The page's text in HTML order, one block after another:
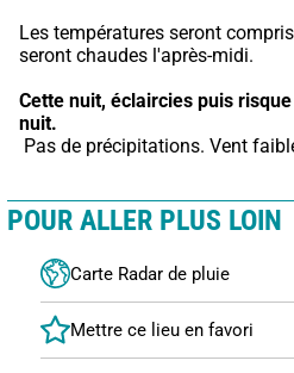
Les températures seront
seront chaudes l'après-midi.
Cette nuit, éclaircies puis
nuit.
Pas de précipitations. Vent
POUR ALLER PLUS LOIN
Carte Radar de pluie